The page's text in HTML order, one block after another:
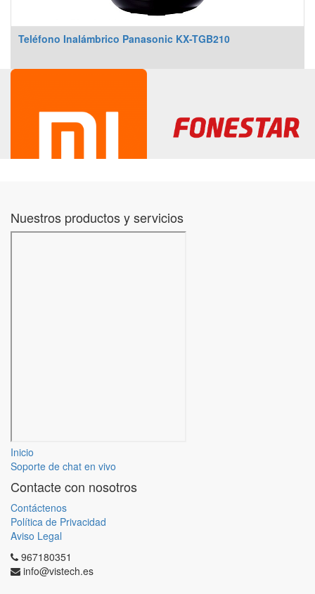
Teléfono Inalámbrico Panasonic KX-TGB210
Nuestros productos y servicios
Inicio
Soporte de chat en vivo
Contacte con nosotros
Contáctenos
Política de Privacidad
Aviso Legal
967180351
info@vistech.es